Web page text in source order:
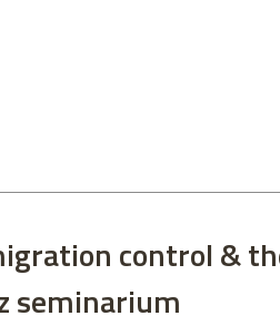
control &
seminarium